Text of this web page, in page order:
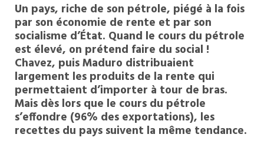
Un pays, riche de son pétrole, piégé à la fois
par son économie de rente et par son
socialisme d’État. Quand le cours du pétrole
est élevé, on prétend faire du social !
Chavez, puis Maduro distribuaient
largement les produits de la rente qui
permettaient d’importer à tour de bras.
Mais dès lors que le cours du pétrole
s’effondre (96% des exportations), les
recettes du pays suivent la même tendance.